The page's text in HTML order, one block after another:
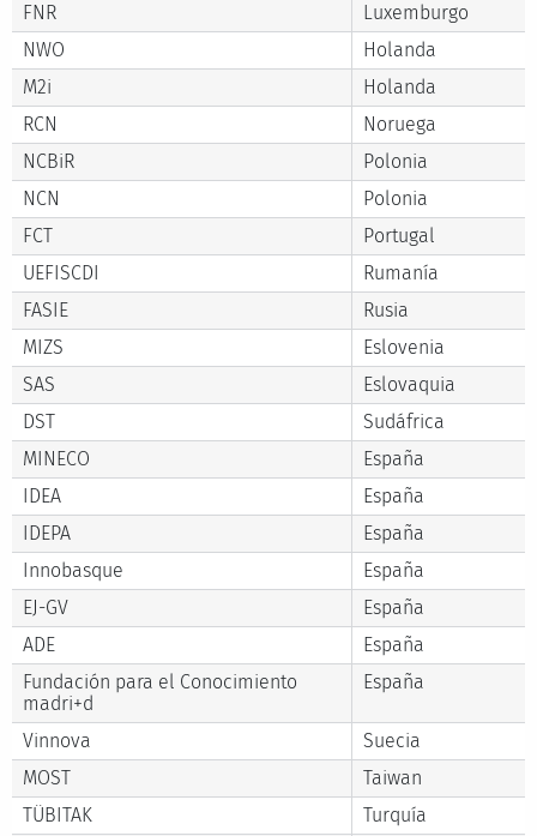
FNR
Luxemburgo
NWO
Holanda
M2i
Holanda
RCN
Noruega
NCBiR
Polonia
NCN
Polonia
FCT
Portugal
UEFISCDI
Rumanía
FASIE
Rusia
MIZS
Eslovenia
SAS
Eslovaquia
DST
Sudáfrica
MINECO
España
IDEA
España
IDEPA
España
Innobasque
España
EJ-GV
España
ADE
España
Fundación para el Conocimiento
madri+d
España
Vinnova
Suecia
MOST
Taiwan
TÜBITAK
Turquía